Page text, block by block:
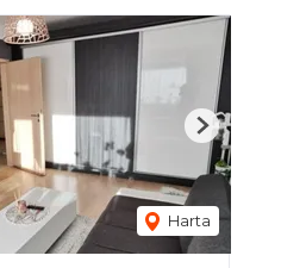
Harta
Next